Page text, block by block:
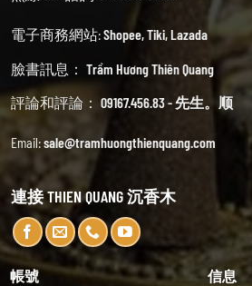
電子商務網站:Shopee,Tiki,Lazada
臉書訊息： Trầm Hương Thiên Quang
評論和評論： 09167.456.83 - 先生。顺
Email:sale@tramhuongthienquang.com
連接 THIEN QUANG 沉香木
帳號 信息